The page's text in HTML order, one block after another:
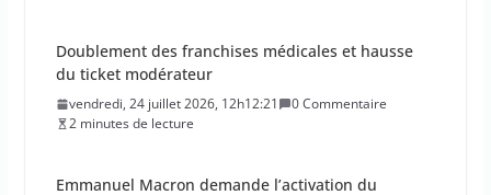
Emmanuel Macron demande l’activation du
mécanisme de protection civile de l’UE, face aux
incendies
vendredi, 24 juillet 2026, 11h11:08